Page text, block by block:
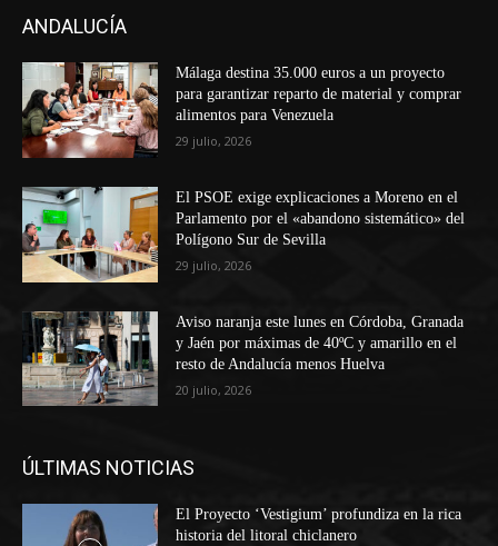
ANDALUCÍA
Málaga destina 35.000 euros a un proyecto
para garantizar reparto de material y comprar
alimentos para Venezuela
29 julio, 2026
El PSOE exige explicaciones a Moreno en el
Parlamento por el «abandono sistemático» del
Polígono Sur de Sevilla
29 julio, 2026
Aviso naranja este lunes en Córdoba, Granada
y Jaén por máximas de 40ºC y amarillo en el
resto de Andalucía menos Huelva
20 julio, 2026
ÚLTIMAS NOTICIAS
El Proyecto ‘Vestigium’ profundiza en la rica
historia del litoral chiclanero